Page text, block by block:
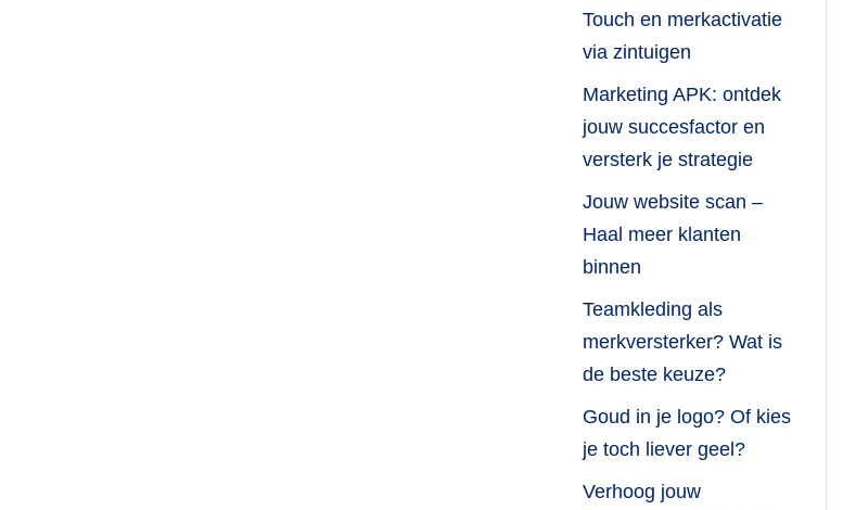
Touch en merkactivatie
via zintuigen
Marketing APK: ontdek
jouw succesfactor en
versterk je strategie
Jouw website scan –
Haal meer klanten
binnen
Teamkleding als
merkversterker? Wat is
de beste keuze?
Goud in je logo? Of kies
je toch liever geel?
Verhoog jouw